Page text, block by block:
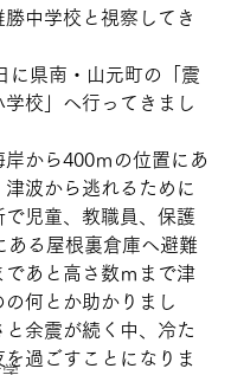
中学校と視察してき
に県南・山元町の「震
校」へ行ってきまし
から400ｍの位置にあ
津波から逃れるために
児童、教職員、保護
ある屋根裏倉庫へ避難
であと高さ数ｍまで津
何とか助かりまし
余震が続く中、冷た
過ごすことになりま